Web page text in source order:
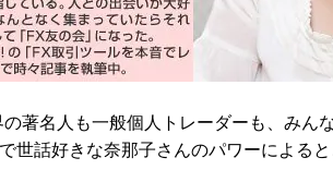
著名人も一般個人トレーダーも、みん
世話好きな奈那子さんのパワーによる